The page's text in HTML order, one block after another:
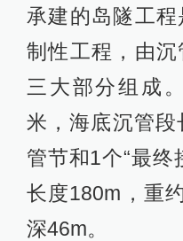
承建的岛隧工
制性工程，由
三大部分组成
米，海底沉管段
管节和1个“最终
长度180m，重
深46m。